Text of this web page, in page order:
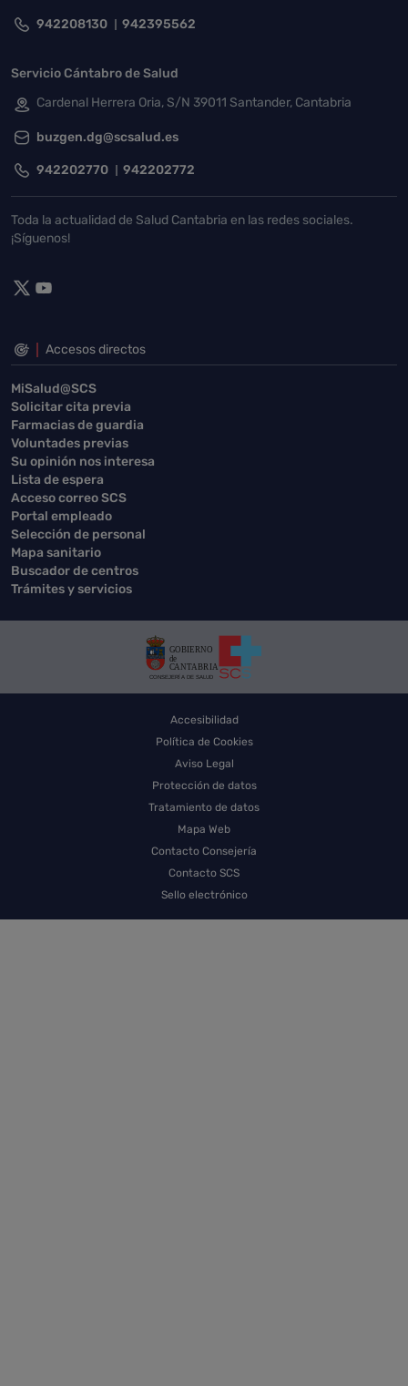
942208130 942395562
Servicio Cántabro de Salud
Cardenal Herrera Oria, S/N 39011 Santander, Cantabria
buzgen.dg@scsalud.es
942202770 942202772
Toda la actualidad de Salud Cantabria en las redes sociales.
¡Síguenos!
Accesos directos
MiSalud@SCS
Solicitar cita previa
Farmacias de guardia
Voluntades previas
Su opinión nos interesa
Lista de espera
Acceso correo SCS
Portal empleado
Selección de personal
Mapa sanitario
Buscador de centros
Trámites y servicios
Accesibilidad
Política de Cookies
Aviso Legal
Protección de datos
Tratamiento de datos
Mapa Web
Contacto Consejería
Contacto SCS
Sello electrónico